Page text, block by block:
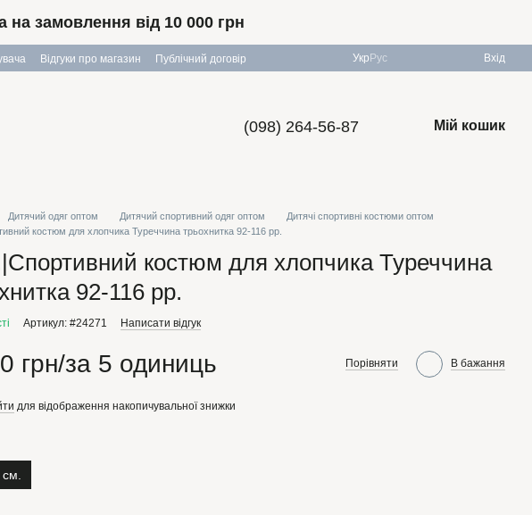
замовлення від 10 000 грн
Відгуки про магазин Публічний договір Укр Рус Вхід
(098) 264-56-87 Мій кошик
Дитячий одяг оптом Дитячий спортивний одяг оптом
Дитячі спортивні костюми оптом
костюм для хлопчика Туреччина трьохнитка 92-116 рр.
костюм для хлопчика Туреччина
92-116 рр.
Артикул: #24271 Написати відгук
грн/за 5 одиниць Порівняти В бажання
для відображення накопичувальної знижки